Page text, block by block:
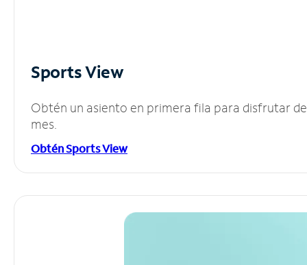
Sports View
Obtén un asiento en primera fila para disfrutar
mes.
Obtén Sports View